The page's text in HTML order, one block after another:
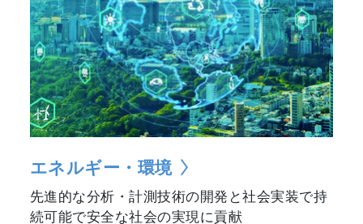
エネルギー・環境
先進的な分析・計測技術の開発と社会実装で持
続可能で安全な社会の実現に貢献